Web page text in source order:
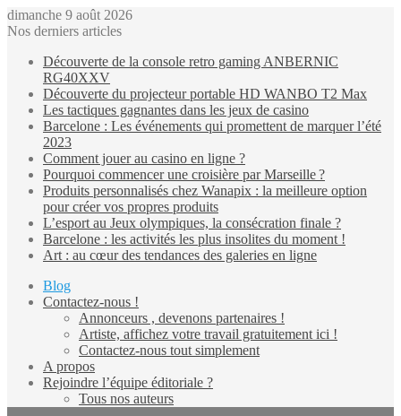
dimanche 9 août 2026
Nos derniers articles
Découverte de la console retro gaming ANBERNIC
RG40XXV
Découverte du projecteur portable HD WANBO T2 Max
Les tactiques gagnantes dans les jeux de casino
Barcelone : Les événements qui promettent de marquer l’été
2023
Comment jouer au casino en ligne ?
Pourquoi commencer une croisière par Marseille ?
Produits personnalisés chez Wanapix : la meilleure option
pour créer vos propres produits
L’esport au Jeux olympiques, la consécration finale ?
Barcelone : les activités les plus insolites du moment !
Art : au cœur des tendances des galeries en ligne
Blog
Contactez-nous !
Annonceurs , devenons partenaires !
Artiste, affichez votre travail gratuitement ici !
Contactez-nous tout simplement
A propos
Rejoindre l’équipe éditoriale ?
Tous nos auteurs